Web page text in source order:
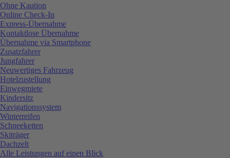
Ohne Kaution
Online Check-In
Express-Übernahme
Kontaktlose Übernahme
Übernahme via Smartphone
Zusatzfahrer
Jungfahrer
Neuwertiges Fahrzeug
Hotelzustellung
Einwegmiete
Kindersitz
Navigationssystem
Winterreifen
Schneeketten
Skiträger
Dachzelt
Alle Leistungen auf einen Blick